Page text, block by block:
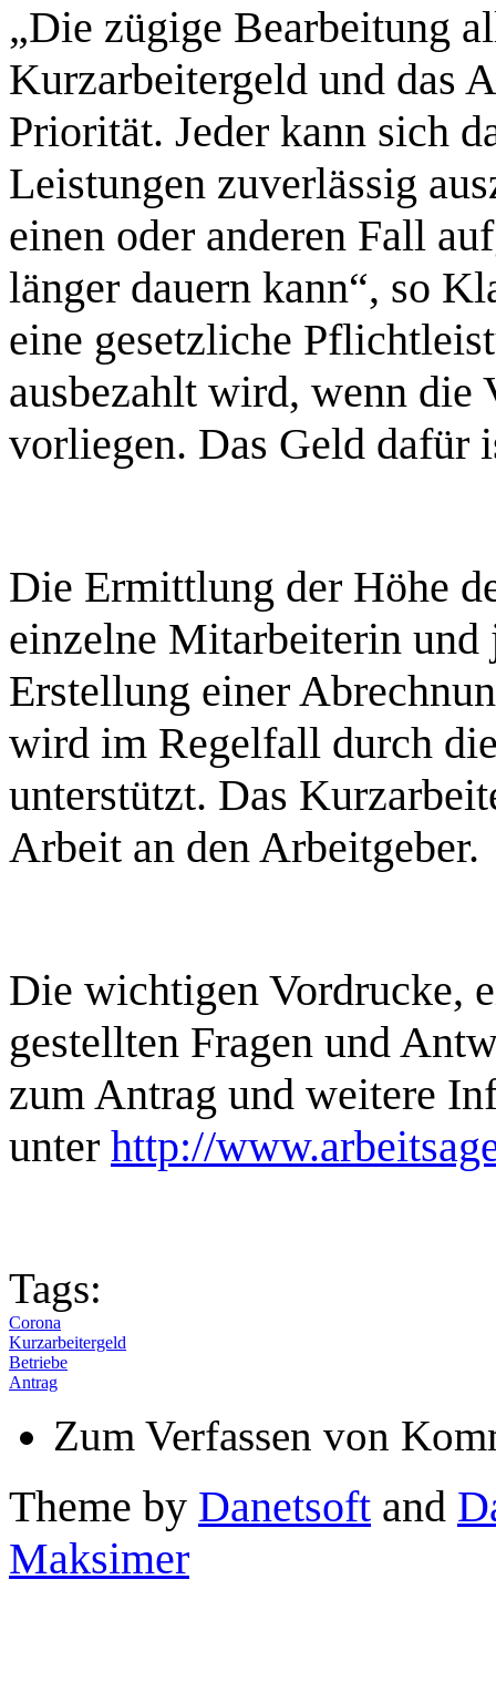
„Die zügige Bearbeitung
Kurzarbeitergeld und das
Priorität. Jeder kann sich
Leistungen zuverlässig
einen oder anderen Fall
länger dauern kann“, so
eine gesetzliche
ausbezahlt wird, wenn die
vorliegen. Das Geld dafür
Die Ermittlung der Höhe
einzelne Mitarbeiterin
Erstellung einer
wird im Regelfall durch
unterstützt. Das
Arbeit an den Arbeitgeber.
Die wichtigen Vordrucke,
gestellten Fragen und
zum Antrag und weitere
unter http://
Tags:
Corona
Kurzarbeitergeld
Betriebe
Antrag
Zum Verfassen von
Theme by Danetsoft and
Maksimer